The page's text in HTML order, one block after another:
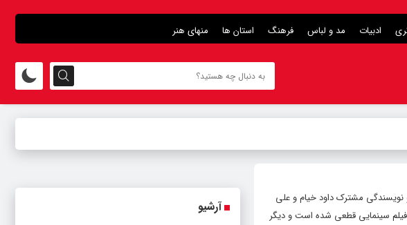
ادبیات مد و لباس فرهنگ استان ها منهای هنر
و نویسندگی مشترک داود خیام و علی
فیلم سینمایی قطعی شده است و دیگر
آرشیو